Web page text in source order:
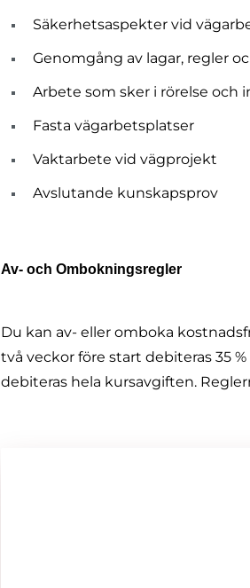
Säkerhetsaspekter vid
Genomgång av lagar, regler
Arbete som sker i rörelse
Fasta vägarbetsplatser
Vaktarbete vid vägprojekt
Avslutande kunskapsprov
Av- och Ombokningsregler
Du kan av- eller omboka
två veckor före start debiteras 35
debiteras hela kursavgiften.